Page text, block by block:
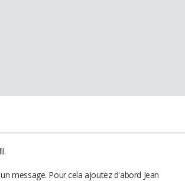
message. Pour cela ajoutez d'abord Jean